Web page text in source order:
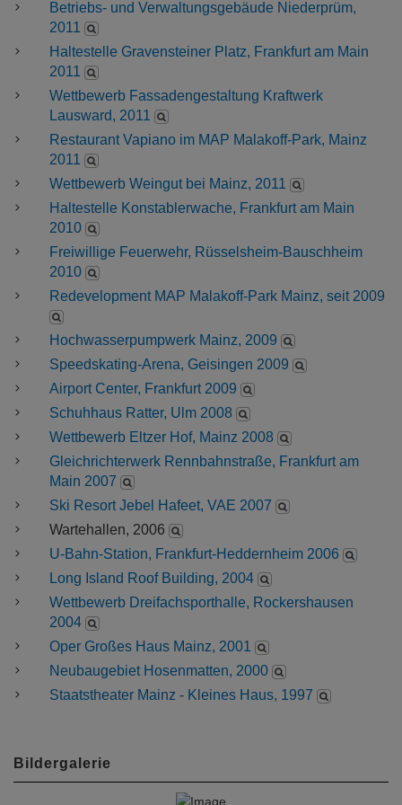
Betriebs- und Verwaltungsgebäude Niederprüm,
2011
Haltestelle Gravensteiner Platz, Frankfurt am Main
2011
Wettbewerb Fassadengestaltung Kraftwerk
Lausward, 2011
Restaurant Vapiano im MAP Malakoff-Park, Mainz
2011
Wettbewerb Weingut bei Mainz, 2011
Haltestelle Konstablerwache, Frankfurt am Main
2010
Freiwillige Feuerwehr, Rüsselsheim-Bauschheim
2010
Redevelopment MAP Malakoff-Park Mainz, seit 2009
Hochwasserpumpwerk Mainz, 2009
Speedskating-Arena, Geisingen 2009
Airport Center, Frankfurt 2009
Schuhhaus Ratter, Ulm 2008
Wettbewerb Eltzer Hof, Mainz 2008
Gleichrichterwerk Rennbahnstraße, Frankfurt am
Main 2007
Ski Resort Jebel Hafeet, VAE 2007
Wartehallen, 2006
U-Bahn-Station, Frankfurt-Heddernheim 2006
Long Island Roof Building, 2004
Wettbewerb Dreifachsporthalle, Rockershausen
2004
Oper Großes Haus Mainz, 2001
Neubaugebiet Hosenmatten, 2000
Staatstheater Mainz - Kleines Haus, 1997
Bildergalerie